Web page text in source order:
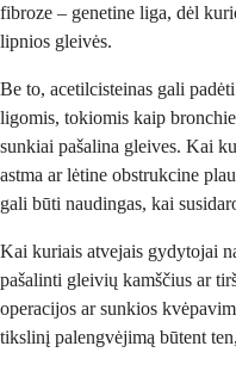
fibroze – genetine liga, dėl
lipnios gleivės.
Be to, acetilcisteinas gali
ligomis, tokiomis kaip
sunkiai pašalina gleives. Kai
astma ar lėtine obstrukcine
gali būti naudingas, kai
Kai kuriais atvejais gydytojai
pašalinti gleivių kamščius ar
operacijos ar sunkios
tikslinį palengvėjimą būtent